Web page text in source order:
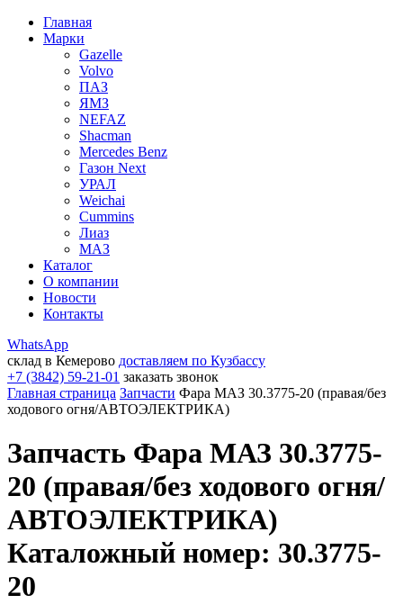
Главная
Марки
Gazelle
Volvo
ПАЗ
ЯМЗ
NEFAZ
Shacman
Mercedes Benz
Газон Next
УРАЛ
Weichai
Cummins
Лиаз
МАЗ
Каталог
О компании
Новости
Контакты
WhatsApp
склад в Кемерово доставляем по Кузбассу
+7 (3842) 59-21-01 заказать звонок
Главная страница Запчасти Фара МАЗ 30.3775-20 (правая/без
ходового огня/АВТОЭЛЕКТРИКА)
Запчасть Фара МАЗ 30.3775-
20 (правая/без ходового огня/
АВТОЭЛЕКТРИКА)
Каталожный номер: 30.3775-
20